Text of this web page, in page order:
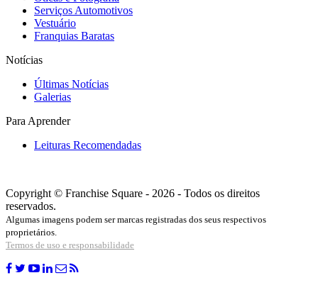
Serviços Automotivos
Vestuário
Franquias Baratas
Notícias
Últimas Notícias
Galerias
Para Aprender
Leituras Recomendadas
Copyright © Franchise Square - 2026 - Todos os direitos
reservados.
Algumas imagens podem ser marcas registradas dos seus respectivos
proprietários.
Termos de uso e responsabilidade